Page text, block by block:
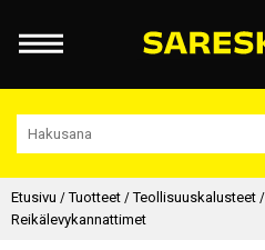
Etusivu /Tuotteet /Teollisuuskalusteet
Reikälevykannattimet